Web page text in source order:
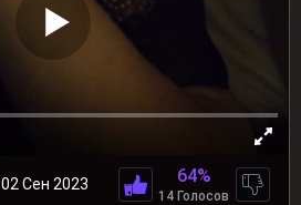
02 Сен 2023 64%
14 Голосов